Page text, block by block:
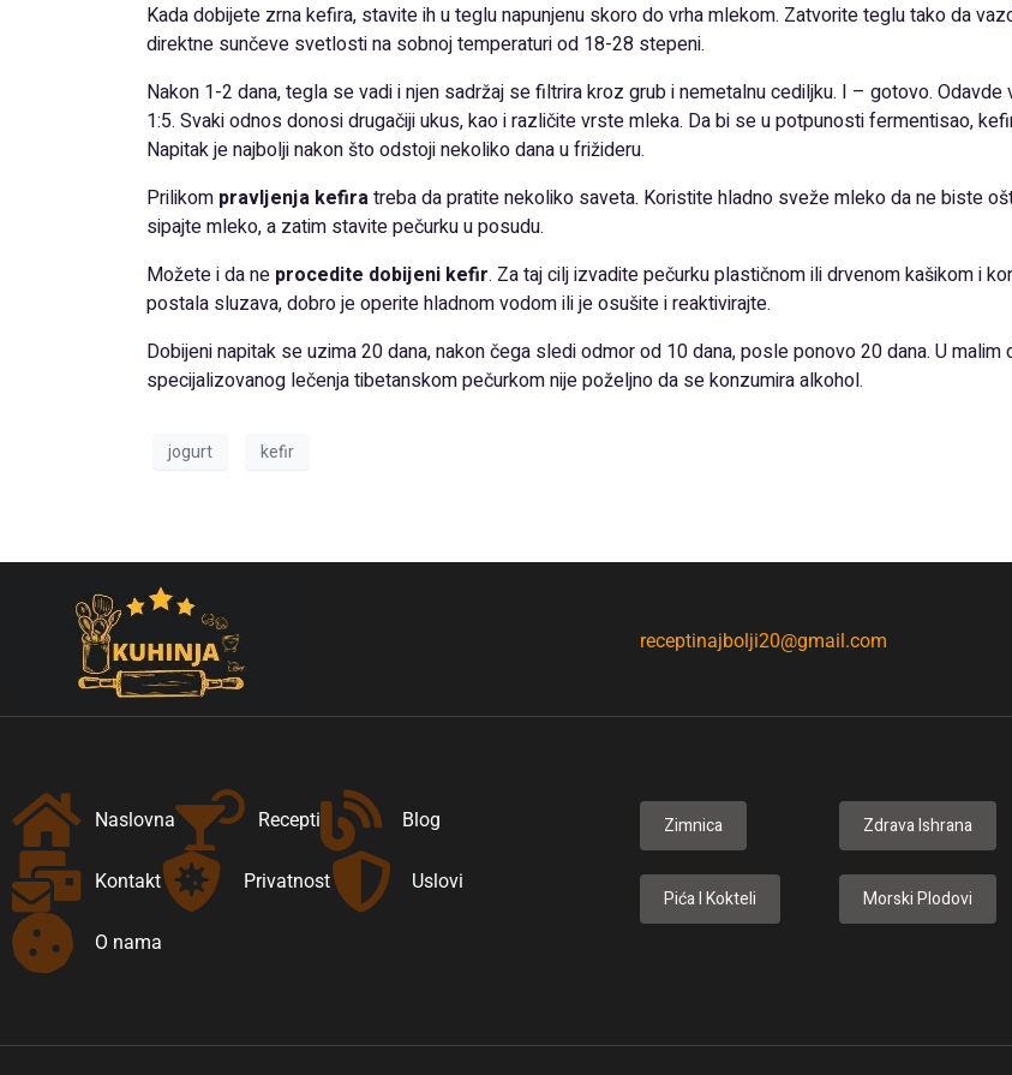
Kada dobijete zrna kefira, stavite ih u teglu napunjenu skoro do vrha mlekom. Zatvorite teglu tako da
direktne sunčeve svetlosti na sobnoj temperaturi od 18-28 stepeni.
Nakon 1-2 dana, tegla se vadi i njen sadržaj se filtrira kroz grub i nemetalnu cediljku. I – gotovo.
1:5. Svaki odnos donosi drugačiji ukus, kao i različite vrste mleka. Da bi se u potpunosti fermentisao,
Napitak je najbolji nakon što odstoji nekoliko dana u frižideru.
Prilikom pravljenja kefiratreba da pratite nekoliko saveta. Koristite hladno sveže mleko da ne biste
sipajte mleko, a zatim stavite pečurku u posudu.
Možete i da ne procedite dobijeni kefir. Za taj cilj izvadite pečurku plastičnom ili drvenom kašikom i
postala sluzava, dobro je operite hladnom vodom ili je osušite i reaktivirajte.
Dobijeni napitak se uzima 20 dana, nakon čega sledi odmor od 10 dana, posle ponovo 20 dana. U
specijalizovanog lečenja tibetanskom pečurkom nije poželjno da se konzumira alkohol.
jogurt kefir
receptinajbolji20@gmail.com
Naslovna Recepti Blog
Kontakt Privatnost Uslovi
O nama
Zimnica Zdrava Ishrana
Pića I Kokteli Morski Plodovi